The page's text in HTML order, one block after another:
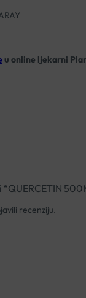
u online ljekarni
recenziju.